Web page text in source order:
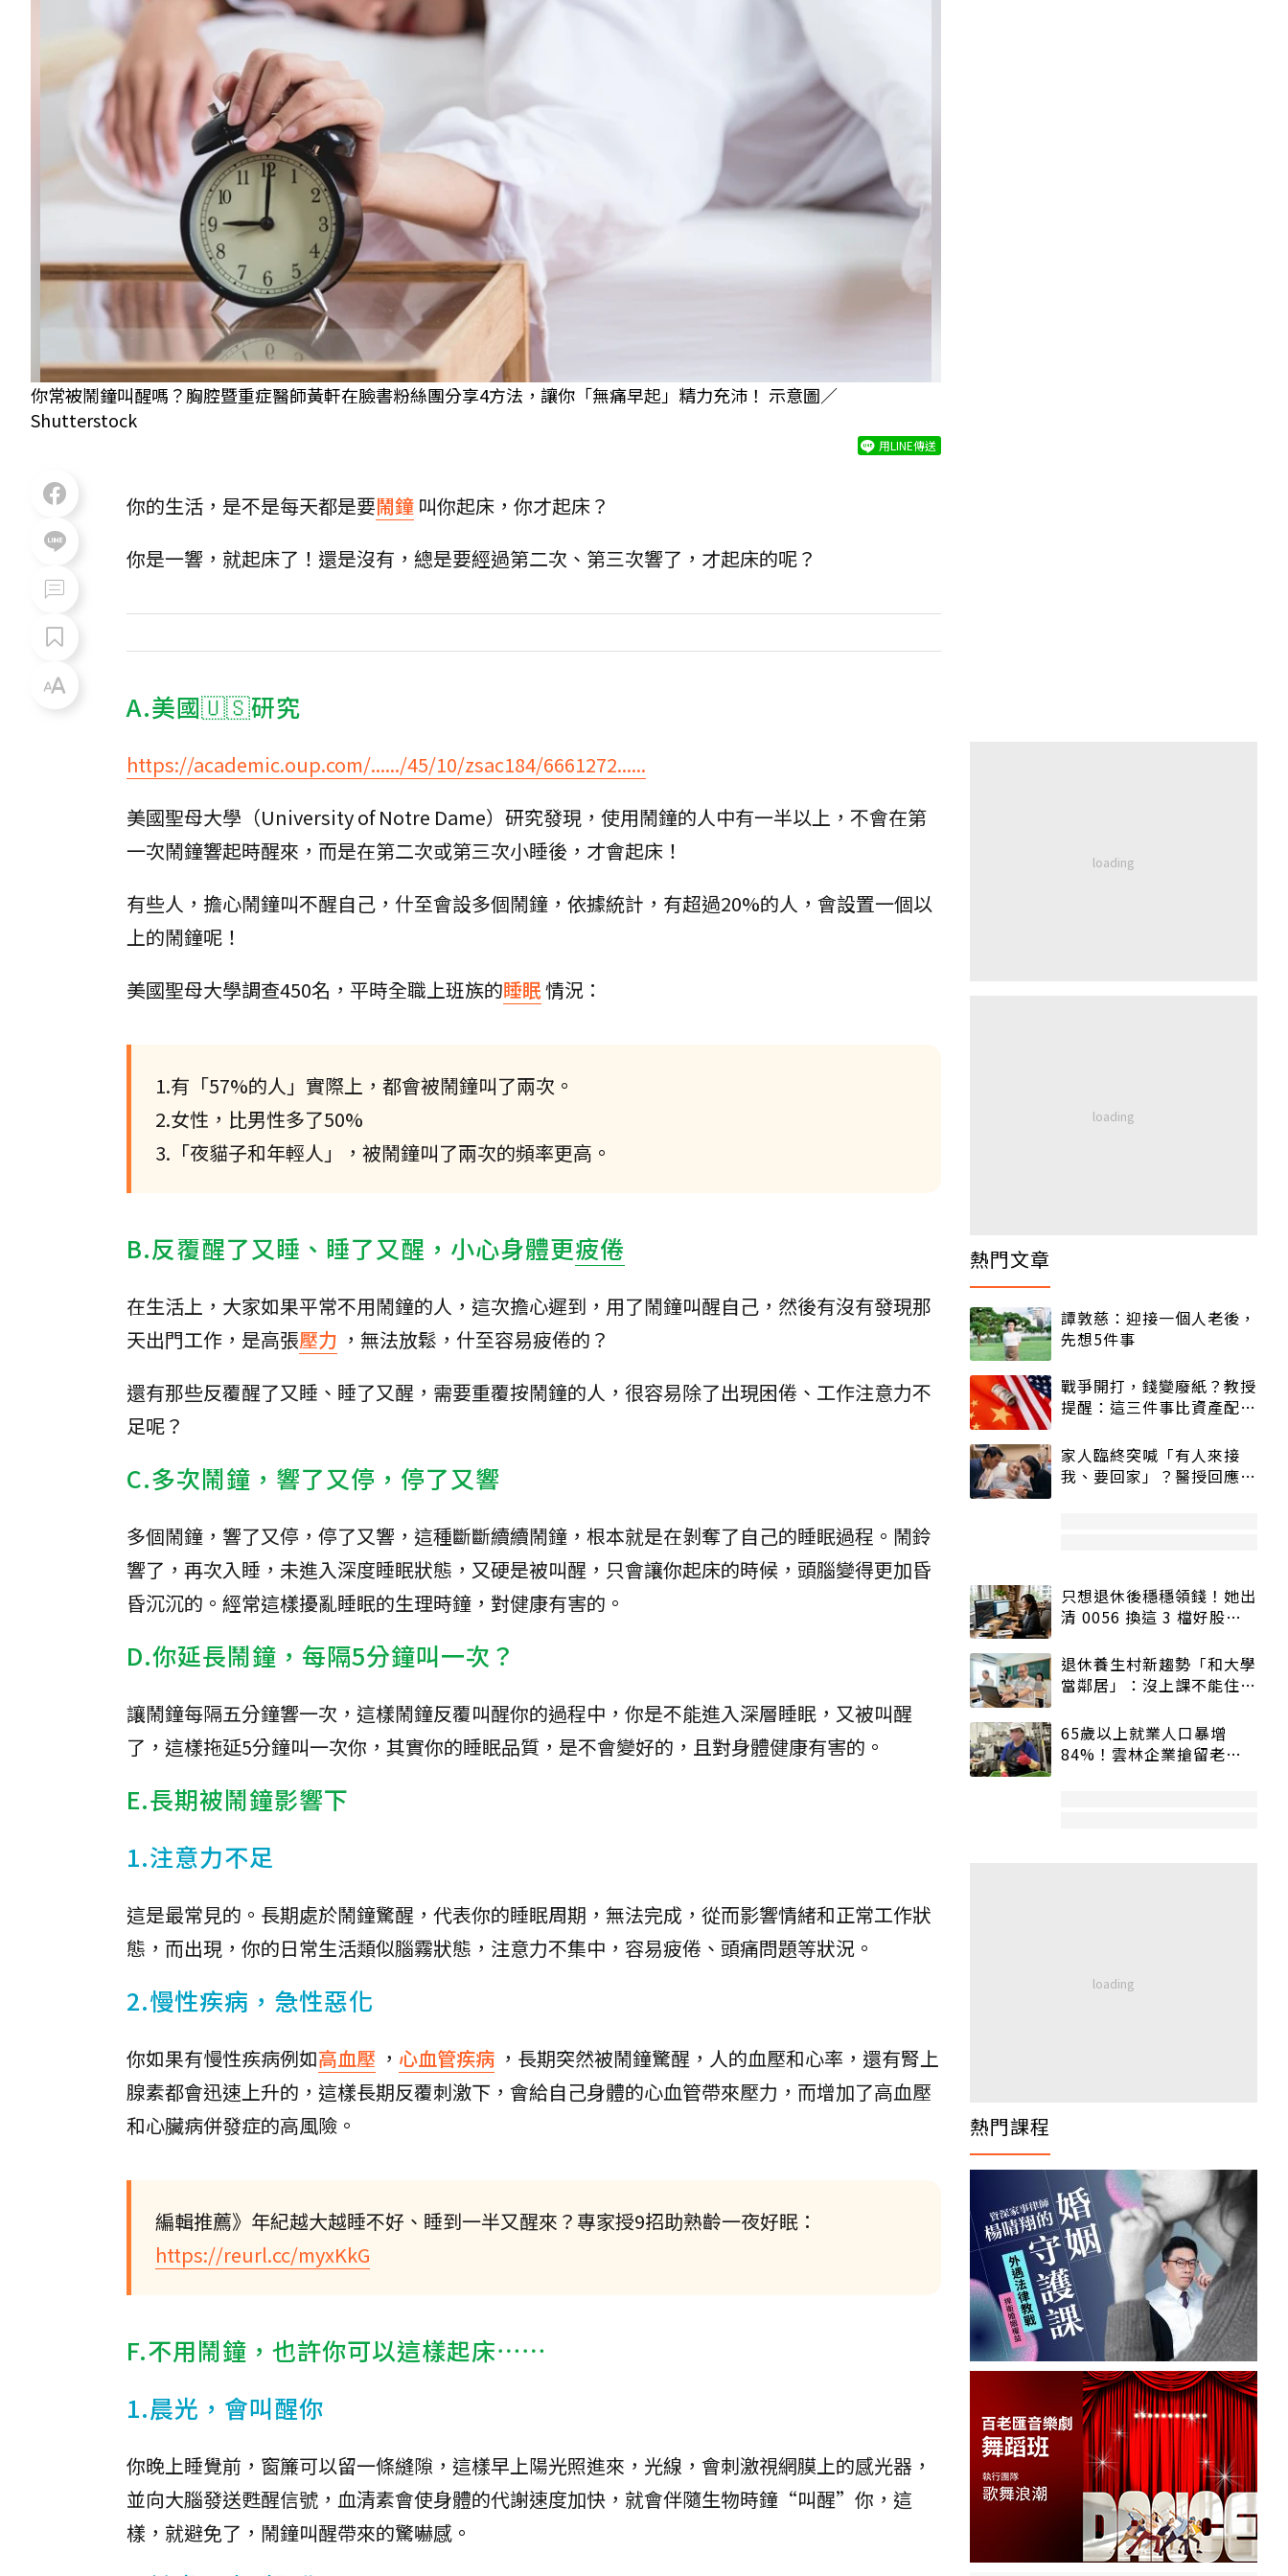
你常被鬧鐘叫醒嗎？胸腔暨重症醫師黃軒在臉書粉絲團分享4方法，讓你「無痛早起」精力充沛！ 示意圖／
Shutterstock
用LINE傳送
你的生活，是不是每天都是要鬧鐘 叫你起床，你才起床？
你是一響，就起床了！還是沒有，總是要經過第二次、第三次響了，才起床的呢？
A.美國🇺🇸研究
https://academic.oup.com/....../45/10/zsac184/6661272......
美國聖母大學（University of Notre Dame）研究發現，使用鬧鐘的人中有一半以上，不會在第
一次鬧鐘響起時醒來，而是在第二次或第三次小睡後，才會起床！
有些人，擔心鬧鐘叫不醒自己，什至會設多個鬧鐘，依據統計，有超過20%的人，會設置一個以
上的鬧鐘呢！
美國聖母大學調查450名，平時全職上班族的睡眠情況：
1.有「57%的人」實際上，都會被鬧鐘叫了兩次。
2.女性，比男性多了50%
3.「夜貓子和年輕人」，被鬧鐘叫了兩次的頻率更高。
B.反覆醒了又睡、睡了又醒，小心身體更疲倦
在生活上，大家如果平常不用鬧鐘的人，這次擔心遲到，用了鬧鐘叫醒自己，然後有沒有發現那
天出門工作，是高張壓力 ，無法放鬆，什至容易疲倦的？
還有那些反覆醒了又睡、睡了又醒，需要重覆按鬧鐘的人，很容易除了出現困倦、工作注意力不
足呢？
C.多次鬧鐘，響了又停，停了又響
多個鬧鐘，響了又停，停了又響，這種斷斷續續鬧鐘，根本就是在剝奪了自己的睡眠過程。鬧鈴
響了，再次入睡，未進入深度睡眠狀態，又硬是被叫醒，只會讓你起床的時候，頭腦變得更加昏
昏沉沉的。經常這樣擾亂睡眠的生理時鐘，對健康有害的。
D.你延長鬧鐘，每隔5分鐘叫一次？
讓鬧鐘每隔五分鐘響一次，這樣鬧鐘反覆叫醒你的過程中，你是不能進入深層睡眠，又被叫醒
了，這樣拖延5分鐘叫一次你，其實你的睡眠品質，是不會變好的，且對身體健康有害的。
E.長期被鬧鐘影響下
1.注意力不足
這是最常見的。長期處於鬧鐘驚醒，代表你的睡眠周期，無法完成，從而影響情緒和正常工作狀
態，而出現，你的日常生活類似腦霧狀態，注意力不集中，容易疲倦、頭痛問題等狀況。
2.慢性疾病，急性惡化
你如果有慢性疾病例如高血壓 ， 心血管疾病 ，長期突然被鬧鐘驚醒，人的血壓和心率，還有腎上
腺素都會迅速上升的，這樣長期反覆刺激下，會給自己身體的心血管帶來壓力，而增加了高血壓
和心臟病併發症的高風險。
編輯推薦》年紀越大越睡不好、睡到一半又醒來？專家授9招助熟齡一夜好眠：
https://reurl.cc/myxKkG
F.不用鬧鐘，也許你可以這樣起床⋯⋯
1.晨光，會叫醒你
你晚上睡覺前，窗簾可以留一條縫隙，這樣早上陽光照進來，光線，會刺激視網膜上的感光器，
並向大腦發送甦醒信號，血清素會使身體的代謝速度加快，就會伴隨生物時鐘“叫醒”你，這
樣，就避免了，鬧鐘叫醒帶來的驚嚇感。
熱門文章
譚敦慈：迎接一個人老後，
先想5件事
戰爭開打，錢變廢紙？教授
提醒：這三件事比資產配置
家人臨終突喊「有人來接
我、要回家」？醫授回應方
只想退休後穩穩領錢！她出
清 0056 換這 3 檔好股：
退休養生村新趨勢「和大學
當鄰居」：沒上課不能住、
65歲以上就業人口暴增
84%！雲林企業搶留老員
熱門課程